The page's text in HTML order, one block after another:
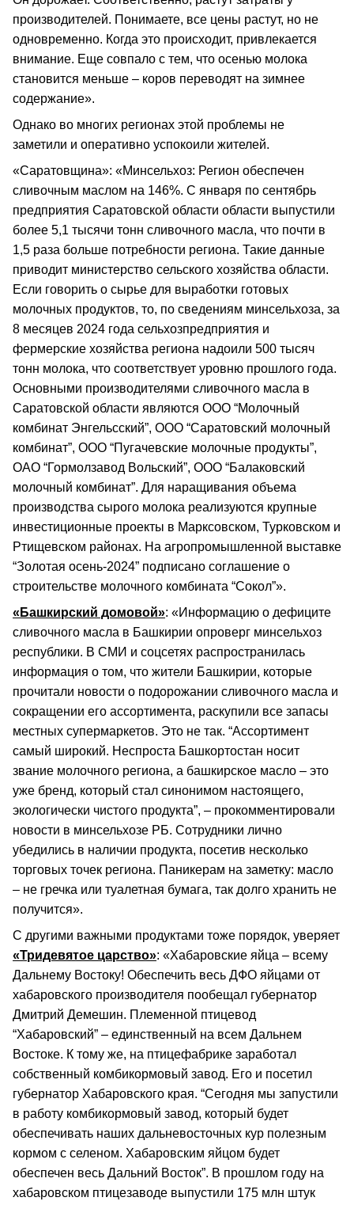
производителей. Понимаете, все цены растут, но не
одновременно. Когда это происходит, привлекается
внимание. Еще совпало с тем, что осенью молока
становится меньше – коров переводят на зимнее
содержание».
Однако во многих регионах этой проблемы не
заметили и оперативно успокоили жителей.
«Саратовщина»: «Минсельхоз: Регион обеспечен
сливочным маслом на 146%. С января по сентябрь
предприятия Саратовской области области выпустили
более 5,1 тысячи тонн сливочного масла, что почти в
1,5 раза больше потребности региона. Такие данные
приводит министерство сельского хозяйства области.
Если говорить о сырье для выработки готовых
молочных продуктов, то, по сведениям минсельхоза, за
8 месяцев 2024 года сельхозпредприятия и
фермерские хозяйства региона надоили 500 тысяч
тонн молока, что соответствует уровню прошлого года.
Основными производителями сливочного масла в
Саратовской области являются ООО “Молочный
комбинат Энгельсский”, ООО “Саратовский молочный
комбинат”, ООО “Пугачевские молочные продукты”,
ОАО “Гормолзавод Вольский”, ООО “Балаковский
молочный комбинат”. Для наращивания объема
производства сырого молока реализуются крупные
инвестиционные проекты в Марксовском, Турковском и
Ртищевском районах. На агропромышленной выставке
“Золотая осень-2024” подписано соглашение о
строительстве молочного комбината “Сокол”».
«Башкирский домовой»: «Информацию о дефиците
сливочного масла в Башкирии опроверг минсельхоз
республики. В СМИ и соцсетях распространилась
информация о том, что жители Башкирии, которые
прочитали новости о подорожании сливочного масла и
сокращении его ассортимента, раскупили все запасы
местных супермаркетов. Это не так. “Ассортимент
самый широкий. Неспроста Башкортостан носит
звание молочного региона, а башкирское масло – это
уже бренд, который стал синонимом настоящего,
экологически чистого продукта”, – прокомментировали
новости в минсельхозе РБ. Сотрудники лично
убедились в наличии продукта, посетив несколько
торговых точек региона. Паникерам на заметку: масло
– не гречка или туалетная бумага, так долго хранить не
получится».
С другими важными продуктами тоже порядок, уверяет
«Тридевятое царство»: «Хабаровские яйца – всему
Дальнему Востоку! Обеспечить весь ДФО яйцами от
хабаровского производителя пообещал губернатор
Дмитрий Демешин. Племенной птицевод
“Хабаровский” – единственный на всем Дальнем
Востоке. К тому же, на птицефабрике заработал
собственный комбикормовый завод. Его и посетил
губернатор Хабаровского края. “Сегодня мы запустили
в работу комбикормовый завод, который будет
обеспечивать наших дальневосточных кур полезным
кормом с селеном. Хабаровским яйцом будет
обеспечен весь Дальний Восток”. В прошлом году на
хабаровском птицезаводе выпустили 175 млн штук